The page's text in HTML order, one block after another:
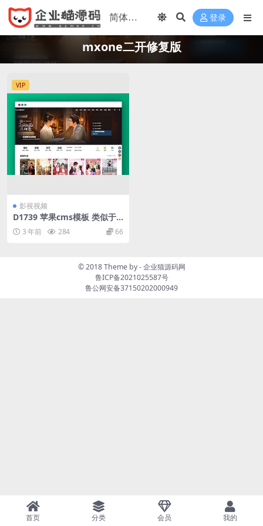
登录
mxone二开修复版
VIP
影视视频
D1739 苹果cms模板 类似于
西瓜视频mxone二开修复版
3 年前 284 66
© 2018 Theme by -企业猫源码网
鲁ICP备2021025587号
鲁公网安备37150202000949
首页 分类 会员 我的